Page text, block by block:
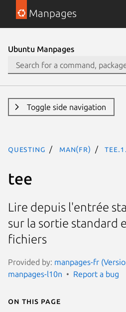
Manpages
Ubuntu Manpages
Toggle side navigation
questing man(fr)
tee
Lire depuis l'entrée
sur la sortie standard
fichiers
Provided by: manpages-fr
manpages-l10n
Report a bug
On this page